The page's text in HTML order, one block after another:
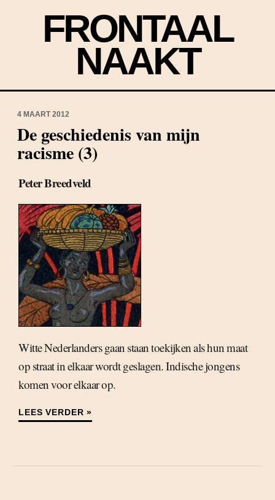
FRONTAAL
NAAKT
4 MAART 2012
De geschiedenis van mijn
racisme (3)
Peter Breedveld
Witte Nederlanders gaan staan toekijken als hun maat
op straat in elkaar wordt geslagen. Indische jongens
komen voor elkaar op.
LEES VERDER »